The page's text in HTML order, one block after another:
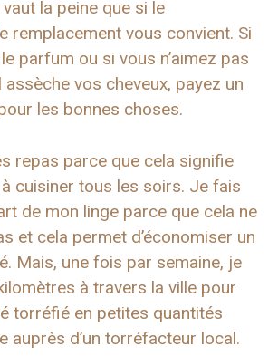
vaut la peine que si le
remplacement vous convient. Si
parfum ou si vous n’aimez pas
vos cheveux, payez un
les bonnes choses.
repas parce que cela signifie
à cuisiner tous les soirs. Je fais
de mon linge parce que cela ne
et cela permet d’économiser un
Mais, une fois par semaine, je
à travers la ville pour
torréfié en petites quantités
auprès d’un torréfacteur local.